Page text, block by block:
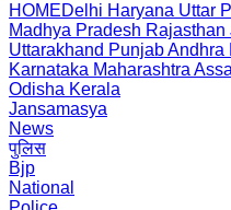
HOMEDelhi Haryana Uttar
Madhya Pradesh Rajasthan
Uttarakhand PunjabAndhra
Karnataka Maharashtra
Odisha Kerala
Jansamasya
News
पुलिस
Bjp
National